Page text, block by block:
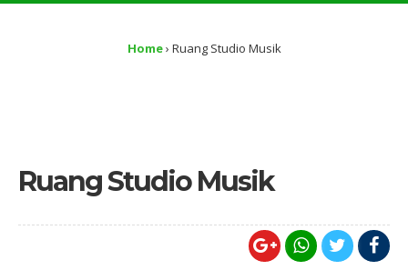
Kartini bukan sekadar peringatan, tetapi pengingat akan keberanian
Home› Ruang Studio Musik
Ruang Studio Musik